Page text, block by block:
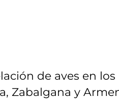
de aves en
Zabalgana y